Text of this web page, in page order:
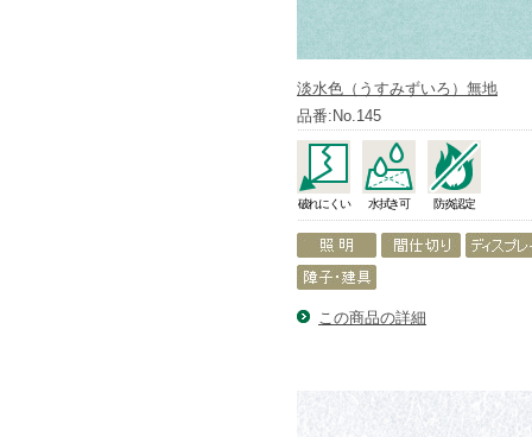
淡水色（うすみずいろ）無地
品番:No.145
破れにくい 水拭き可 防炎認定
この商品の詳細